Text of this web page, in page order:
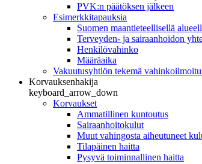
PVK:n päätöksen jälkeen
Esimerkkitapauksia
Suomen maantieteellisellä
Terveyden- ja sairaanhoidon
Henkilövahinko
Määräaika
Vakuutusyhtiön tekemä
Korvauksenhakija
keyboard_arrow_down
Korvaukset
Ammatillinen kuntoutus
Sairaanhoitokulut
Muut vahingosta aiheutuneet
Tilapäinen haitta
Pysyvä toiminnallinen haitta